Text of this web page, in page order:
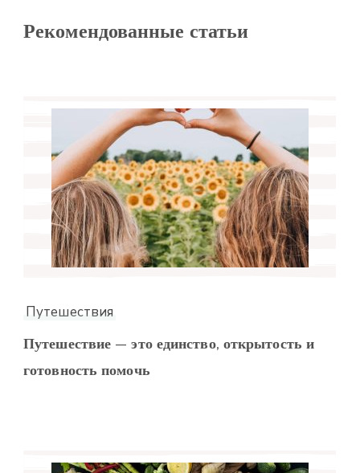
Рекомендованные статьи
Путешествия
Путешествие — это единство, открытость и
готовность помочь